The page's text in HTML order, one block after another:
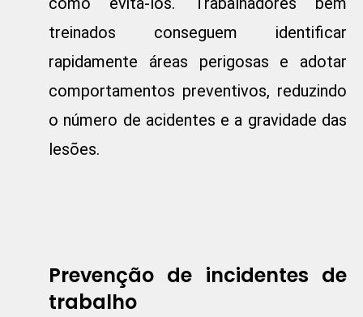
treinados conseguem identificar
rapidamente áreas perigosas e adotar
comportamentos preventivos, reduzindo
o número de acidentes e a gravidade das
lesões.
Prevenção de incidentes de
trabalho